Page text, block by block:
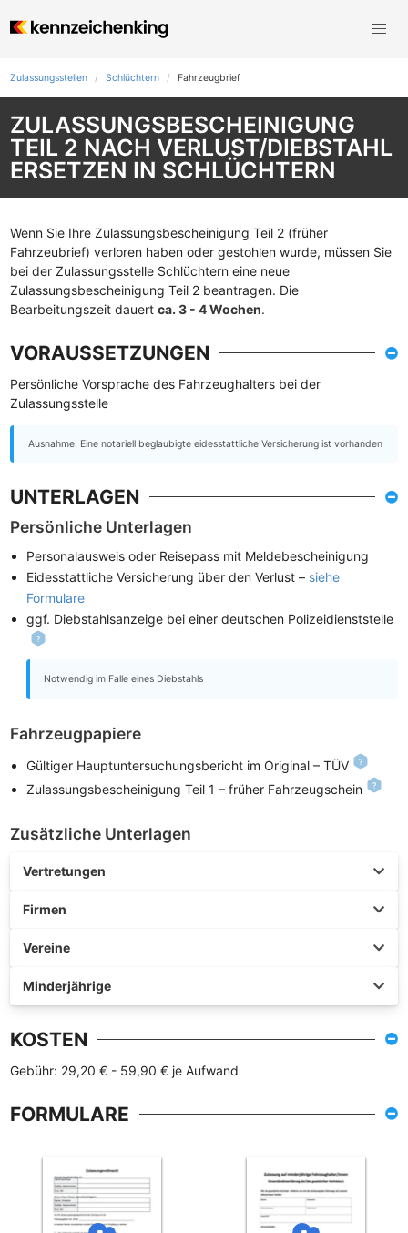
Zulassungsstellen Schlüchtern Fahrzeugbrief
ZULASSUNGSBESCHEINIGUNG
TEIL 2 NACH VERLUST/DIEBSTAHL
ERSETZEN IN SCHLÜCHTERN
Wenn Sie Ihre Zulassungsbescheinigung Teil 2 (früher
Fahrzeubrief) verloren haben oder gestohlen wurde, müssen Sie
bei der Zulassungsstelle Schlüchtern eine neue
Zulassungsbescheinigung Teil 2 beantragen. Die
Bearbeitungszeit dauert ca. 3 - 4 Wochen.
VORAUSSETZUNGEN
Persönliche Vorsprache des Fahrzeughalters bei der
Zulassungsstelle
Ausnahme: Eine notariell beglaubigte eidesstattliche Versicherung ist vorhanden
UNTERLAGEN
Persönliche Unterlagen
Personalausweis oder Reisepass mit Meldebescheinigung
Eidesstattliche Versicherung über den Verlust – siehe
Formulare
ggf. Diebstahlsanzeige bei einer deutschen Polizeidienststelle
Notwendig im Falle eines Diebstahls
Fahrzeugpapiere
Gültiger Hauptuntersuchungsbericht im Original – TÜV
Zulassungsbescheinigung Teil 1 – früher Fahrzeugschein
Zusätzliche Unterlagen
Vertretungen
Firmen
Vereine
Minderjährige
KOSTEN
Gebühr: 29,20 € - 59,90 € je Aufwand
FORMULARE